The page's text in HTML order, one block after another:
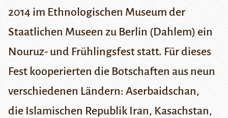
2014 im Ethnologischen Museum der
Staatlichen Museen zu Berlin (Dahlem) ein
Nouruz- und Frühlingsfest statt. Für dieses
Fest kooperierten die Botschaften aus neun
verschiedenen Ländern: Aserbaidschan,
die Islamischen Republik Iran, Kasachstan,